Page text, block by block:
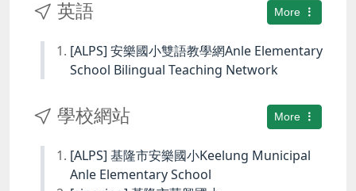
More
英語
[ALPS] 安樂國小雙語教學網Anle Elementary
School Bilingual Teaching Network
More
學校網站
[ALPS] 基隆市安樂國小Keelung Municipal
Anle Elementary School